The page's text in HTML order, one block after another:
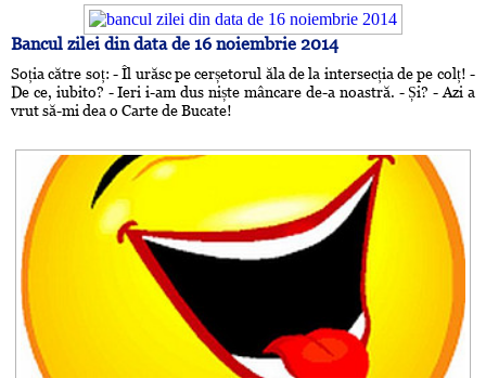
Bancul zilei din data de 16 noiembrie 2014
Soția către soț: - Îl urăsc pe cerșetorul ăla de la intersecția de pe colț! -
De ce, iubito? - Ieri i-am dus niște mâncare de-a noastră. - Și? - Azi a
vrut să-mi dea o Carte de Bucate!